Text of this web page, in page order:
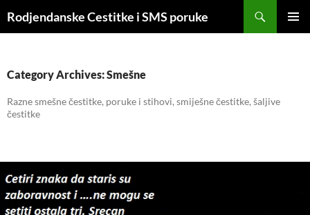
toRodjendanske Cestitke i SMS poruke
Category Archives: Smešne
Razne smešne čestitke, poruke i stihovi, smiješne čestitke, šaljive
čestitke